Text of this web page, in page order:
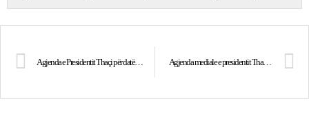
Agjenda e Presidentit Thaçi për datën 4 maj Agjenda mediale e presidentit Thaçi për sot, 5 maj 2016